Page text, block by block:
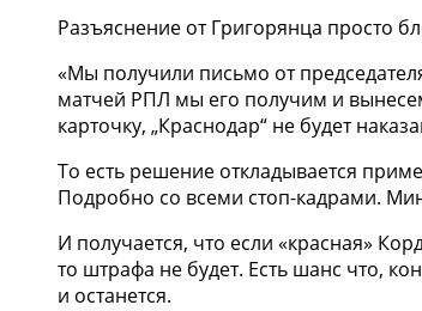
Разъяснение от Григорянца просто
«Мы получили письмо от
матчей РПЛ мы его получим и
карточку, „Краснодар“ не будет
То есть решение откладывается
Подробно со всеми стоп-кадрами.
И получается, что если «красная»
то штрафа не будет. Есть шанс что,
и останется.